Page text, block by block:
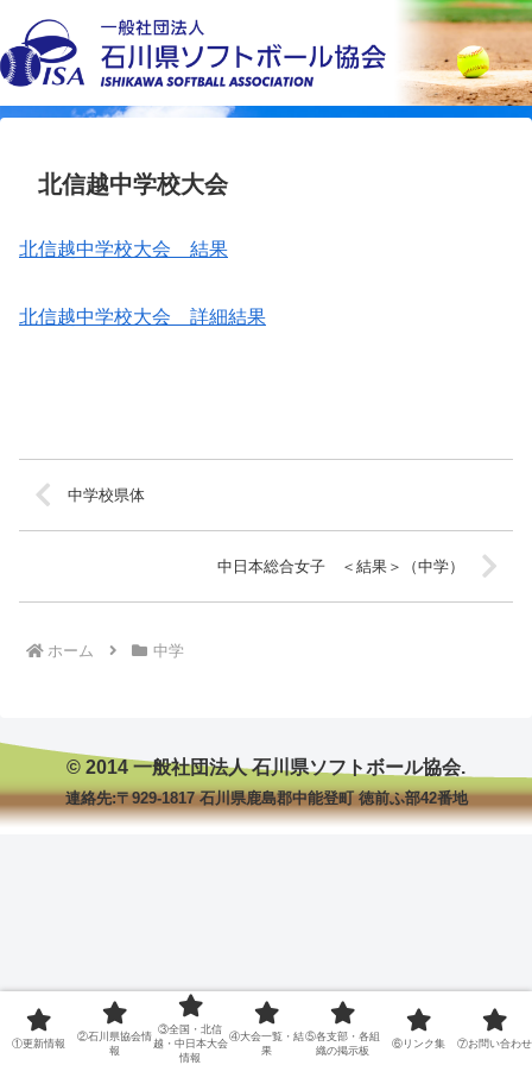
北信越中学校大会
北信越中学校大会 結果
北信越中学校大会 詳細結果
中学校県体
中日本総合女子 ＜結果＞（中学）
ホーム 中学
© 2014 一般社団法人 石川県ソフトボール協会.
連絡先:〒929-1817 石川県鹿島郡中能登町 徳前ふ部42番地
①更新情報
②石川県協会情
報
③全国・北信
越・中日本大会
情報
④大会一覧・結
果
⑤各支部・各組
織の掲示板
⑥リンク集 ⑦お問い合わせ